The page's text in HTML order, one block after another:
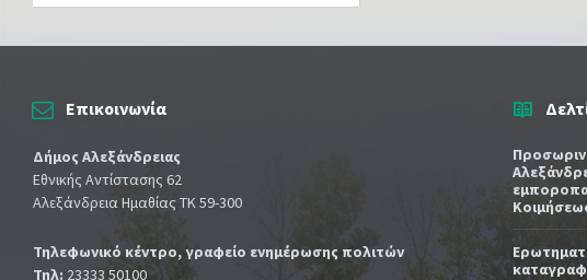
Επικοινωνία
Δήμος Αλεξάνδρειας
Εθνικής Αντίστασης 62
Αλεξάνδρεια Ημαθίας ΤΚ 59-300
Τηλεφωνικό κέντρο, γραφείο ενημέρωσης πολιτών
Τηλ: 23333 50100